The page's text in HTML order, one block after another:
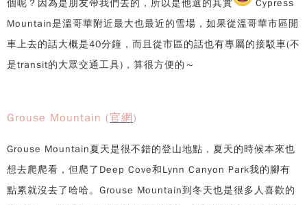
個呢？因為是朋友帶我們去的，所以是他選的其實
Cypress
Mountain是溫哥華附近最大也最近的雪場，如果從溫哥華市區開
車上去的話大概是40分鐘，而且從市區的話也有專屬的接駁車(不
是transit的大眾交通工具)，算很方便的～
Grouse Mountain (官網)
Grouse Mountain夏天是很不錯的登山地點，夏天的時候本來也
想去爬爬看，但爬了Deep Cove和Lynn Canyon Park我的腳有
點累就沒去了哈哈。Grouse Mountain到冬天也是很多人喜歡的